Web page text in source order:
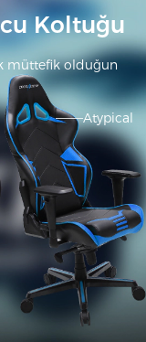
Koltuğu
müttefik olduğun
———Atypical